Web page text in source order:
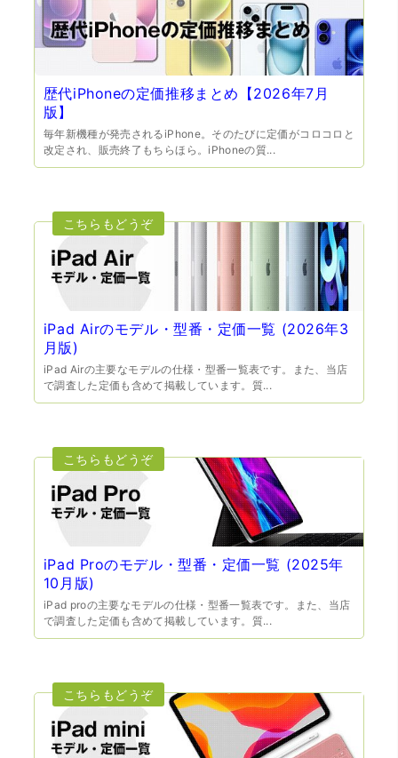
ました。宜しくお願いいたします。(楽器等、様々なジャン
ルに詳しいの流石の一言に尽きます)
（大阪府門真市）他店ではメール見積もりの時点で数千
円〜1万程度の見積もりでしたが、こちらのメールでの見積
もりは倍以上ちがうので利用させて頂きました。 対応も丁
寧で良かったです。
なく安心して任せられました。 ありがとうございます。
（兵庫県宝塚市）預かって頂くときに持っていた方の宝石
も見て頂く事が出き、購入した商品の価値をいろいろ教え
歴代iPhoneの定価推移まとめ【2026年7月
版】
毎年新機種が発売されるiPhone。そのたびに定価がコロコロと
改定され、販売終了もちらほら。iPhoneの質...
iPad Airのモデル・型番・定価一覧 (2026年3
月版)
iPad Airの主要なモデルの仕様・型番一覧表です。また、当店
で調査した定価も含めて掲載しています。質...
iPad Proのモデル・型番・定価一覧 (2025年
10月版)
iPad proの主要なモデルの仕様・型番一覧表です。また、当店
で調査した定価も含めて掲載しています。質...